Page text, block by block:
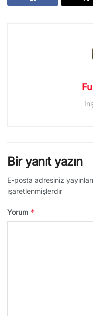
Bir yanıt yazın
E-posta adresiniz
işaretlenmişlerdir
Yorum *